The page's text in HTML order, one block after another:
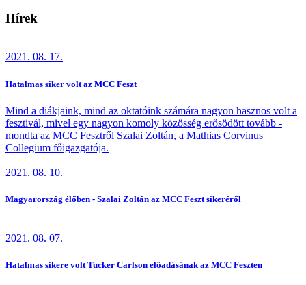
Hírek
2021. 08. 17.
Hatalmas siker volt az MCC Feszt
Mind a diákjaink, mind az oktatóink számára nagyon hasznos volt a
fesztivál, mivel egy nagyon komoly közösség erősödött tovább -
mondta az MCC Fesztről Szalai Zoltán, a Mathias Corvinus
Collegium főigazgatója.
2021. 08. 10.
Magyarország élőben - Szalai Zoltán az MCC Feszt sikeréről
2021. 08. 07.
Hatalmas sikere volt Tucker Carlson előadásának az MCC Feszten